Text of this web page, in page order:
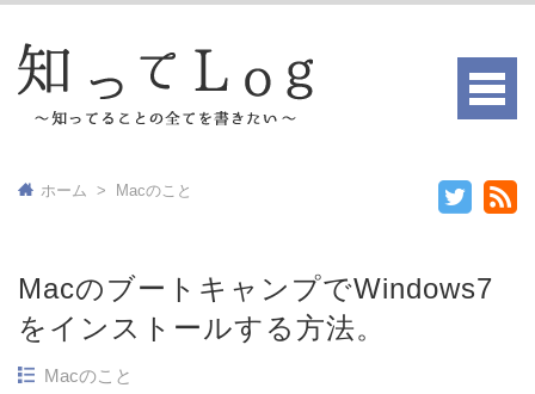
ホーム > Macのこと
MacのブートキャンプでWindows7
をインストールする方法。
Macのこと